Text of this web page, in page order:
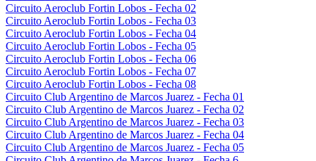
Circuito Aeroclub Fortin Lobos - Fecha 02
Circuito Aeroclub Fortin Lobos - Fecha 03
Circuito Aeroclub Fortin Lobos - Fecha 04
Circuito Aeroclub Fortin Lobos - Fecha 05
Circuito Aeroclub Fortin Lobos - Fecha 06
Circuito Aeroclub Fortin Lobos - Fecha 07
Circuito Aeroclub Fortin Lobos - Fecha 08
Circuito Club Argentino de Marcos Juarez - Fecha 01
Circuito Club Argentino de Marcos Juarez - Fecha 02
Circuito Club Argentino de Marcos Juarez - Fecha 03
Circuito Club Argentino de Marcos Juarez - Fecha 04
Circuito Club Argentino de Marcos Juarez - Fecha 05